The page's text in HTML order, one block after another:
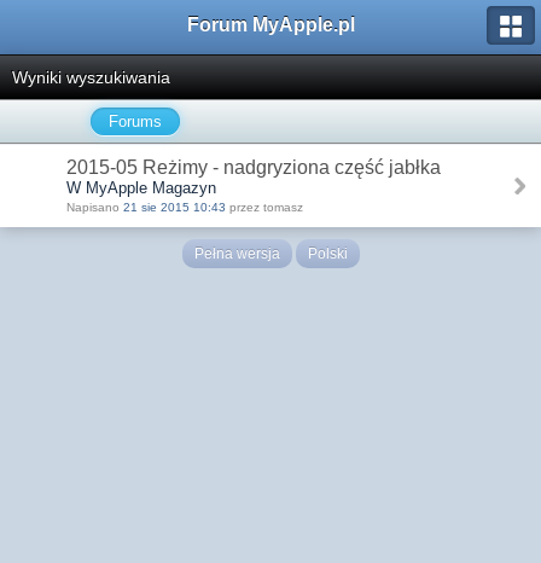
Forum MyApple.pl
Wyniki wyszukiwania
Forums
2015-05 Reżimy - nadgryziona część jabłka
W MyApple Magazyn
Napisano 21 sie 2015 10:43 przez tomasz
Pełna wersja Polski